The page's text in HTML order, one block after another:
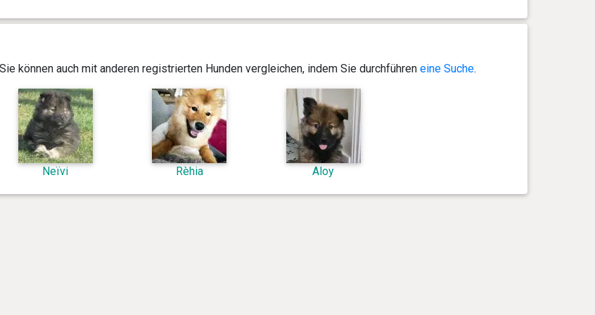
können auch mit anderen registrierten Hunden vergleichen, indem Sie durchführen eine Suche.
Neïvi Rèhia Aloy